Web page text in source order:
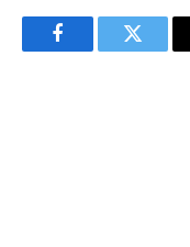
FacebookTwitter